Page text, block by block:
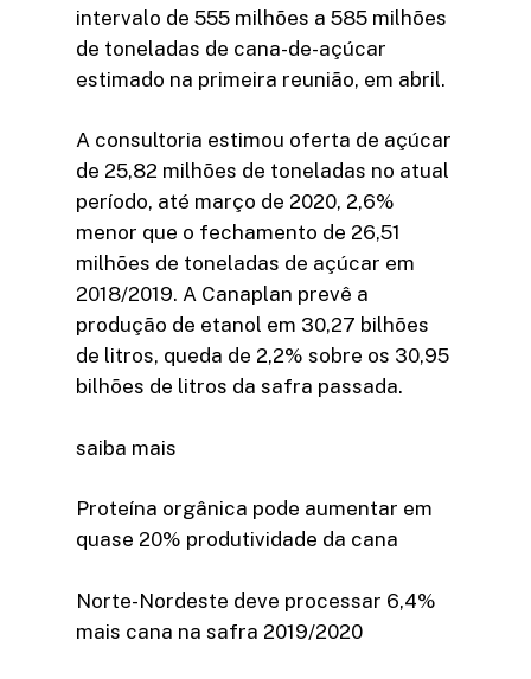
intervalo de 555 milhões a 585 milhões
de toneladas de cana-de-açúcar
estimado na primeira reunião, em abril.
A consultoria estimou oferta de açúcar
de 25,82 milhões de toneladas no atual
período, até março de 2020, 2,6%
menor que o fechamento de 26,51
milhões de toneladas de açúcar em
2018/2019. A Canaplan prevê a
produção de etanol em 30,27 bilhões
de litros, queda de 2,2% sobre os 30,95
bilhões de litros da safra passada.
saiba mais
Proteína orgânica pode aumentar em
quase 20% produtividade da cana
Norte-Nordeste deve processar 6,4%
mais cana na safra 2019/2020